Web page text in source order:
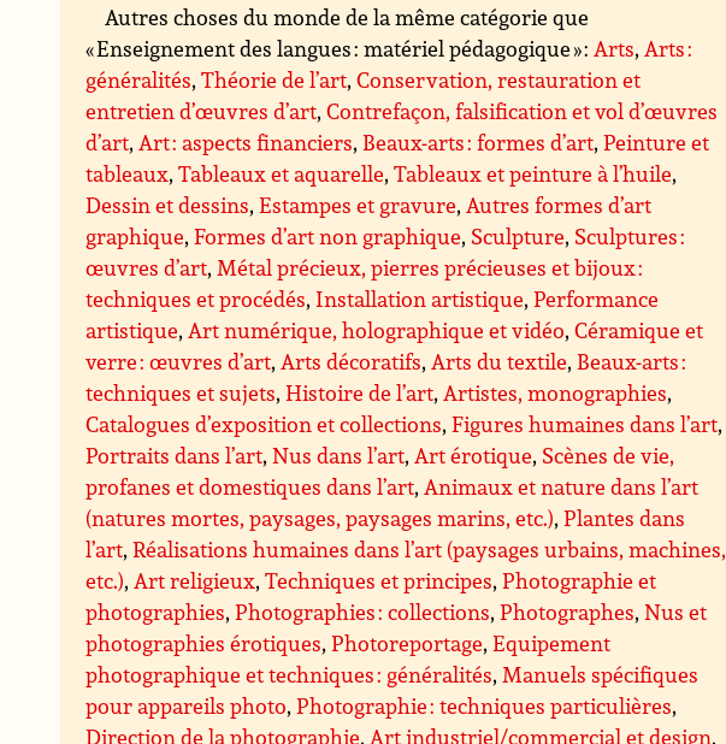
Autres choses du monde de la même catégorie que
« Enseignement des langues : matériel pédagogique » :Arts,Arts :
généralités,Théorie de l’art,Conservation, restauration et
entretien d’œuvres d’art,Contrefaçon, falsification et vol d’œuvres
d’art,Art : aspects financiers, Beaux-arts : formes d’art,Peinture et
tableaux,Tableaux et aquarelle,Tableaux et peinture à l’huile,
Dessin et dessins,Estampes et gravure,Autres formes d’art
graphique,Formes d’art non graphique, Sculpture, Sculptures :
œuvres d’art,Métal précieux, pierres précieuses et bijoux :
techniques et procédés, Installation artistique,Performance
artistique,Art numérique, holographique et vidéo,Céramique et
verre : œuvres d’art,Arts décoratifs,Arts du textile, Beaux-arts :
techniques et sujets,Histoire de l’art,Artistes, monographies,
Catalogues d’exposition et collections,Figures humaines dans l’art,
Portraits dans l’art,Nus dans l’art,Art érotique, Scènes de vie,
profanes et domestiques dans l’art,Animaux et nature dans l’art
(natures mortes, paysages, paysages marins, etc.),Plantes dans
l’art,Réalisations humaines dans l’art (paysages urbains, machines,
etc.),Art religieux,Techniques et principes,Photographie et
photographies,Photographies : collections,Photographes,Nus et
photographies érotiques,Photoreportage,Equipement
photographique et techniques : généralités,Manuels spécifiques
pour appareils photo,Photographie : techniques particulières,
Direction de la photographie,Art industriel/commercial et design,